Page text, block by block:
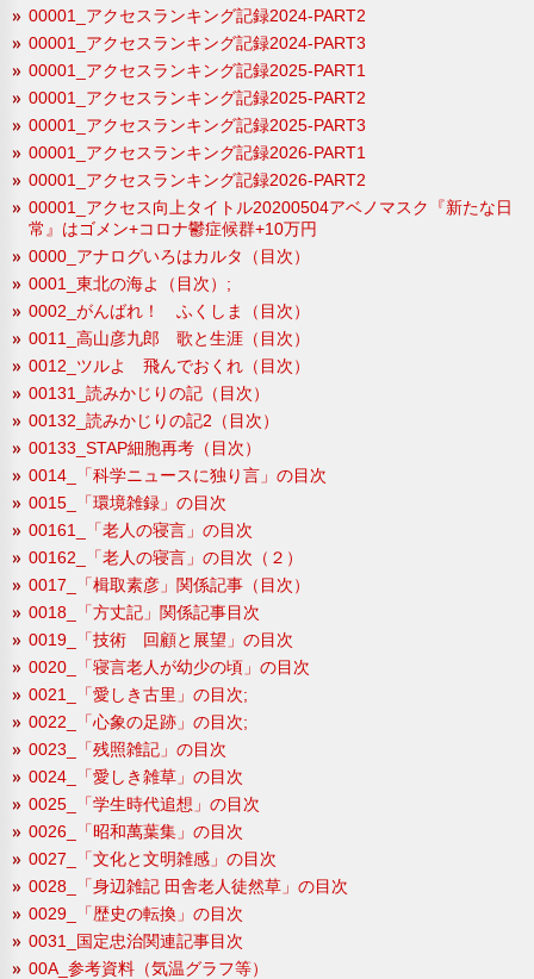
00001_アクセスランキング記録2024-PART2
00001_アクセスランキング記録2024-PART3
00001_アクセスランキング記録2025-PART1
00001_アクセスランキング記録2025-PART2
00001_アクセスランキング記録2025-PART3
00001_アクセスランキング記録2026-PART1
00001_アクセスランキング記録2026-PART2
00001_アクセス向上タイトル20200504アベノマスク『新たな日
常』はゴメン+コロナ鬱症候群+10万円
0000_アナログいろはカルタ（目次）
0001_東北の海よ（目次）;
0002_がんばれ！ ふくしま（目次）
0011_高山彦九郎 歌と生涯（目次）
0012_ツルよ 飛んでおくれ（目次）
00131_読みかじりの記（目次）
00132_読みかじりの記2（目次）
00133_STAP細胞再考（目次）
0014_「科学ニュースに独り言」の目次
0015_「環境雑録」の目次
00161_「老人の寝言」の目次
00162_「老人の寝言」の目次（２）
0017_「楫取素彦」関係記事（目次）
0018_「方丈記」関係記事目次
0019_「技術 回顧と展望」の目次
0020_「寝言老人が幼少の頃」の目次
0021_「愛しき古里」の目次;
0022_「心象の足跡」の目次;
0023_「残照雑記」の目次
0024_「愛しき雑草」の目次
0025_「学生時代追想」の目次
0026_「昭和萬葉集」の目次
0027_「文化と文明雑感」の目次
0028_「身辺雑記 田舎老人徒然草」の目次
0029_「歴史の転換」の目次
0031_国定忠治関連記事目次
00A_参考資料（気温グラフ等）